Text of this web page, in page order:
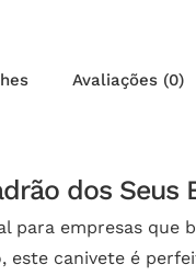
Avaliações (0)
dos Seus
para empresas
canivete é